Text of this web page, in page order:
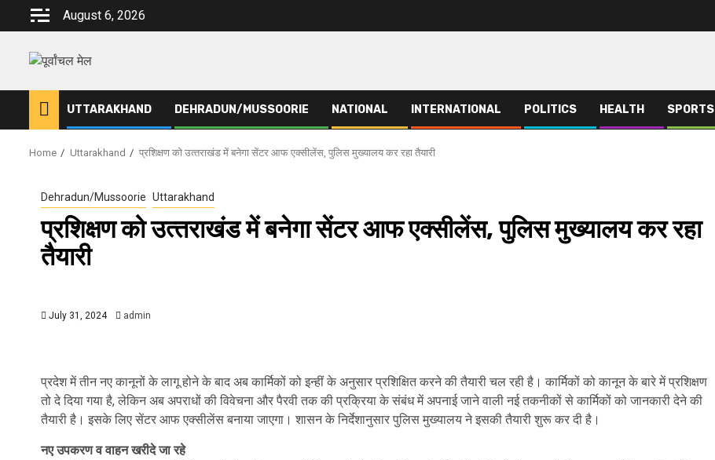
August 6, 2026
UTTARAKHAND DEHRADUN/MUSSOORIE NATIONAL INTERNATIONAL POLITICS HEALTH SPORTS
Home Uttarakhand प्रशिक्षण को उत्‍तराखंड में बनेगा सेंटर आफ एक्सीलेंस, पुलिस मुख्यालय कर रहा तैयारी
Dehradun/Mussoorie Uttarakhand
प्रशिक्षण को उत्‍तराखंड में बनेगा सेंटर आफ एक्सीलेंस, पुलिस मुख्यालय कर रहा
तैयारी
July 31, 2024 admin
प्रदेश में तीन नए कानूनों के लागू होने के बाद अब कार्मिकों को इन्हीं के अनुसार प्रशिक्षित करने की तैयारी चल रही है। कार्मिकों को कानून के बारे में प्रशिक्षण
तो दे दिया गया है, लेकिन अब अपराधों की विवेचना और पैरवी तक की प्रक्रिया के संबंध में अपनाई जाने वाली नई तकनीकों से कार्मिकों को जानकारी देने की
तैयारी है। इसके लिए सेंटर आफ एक्सीलेंस बनाया जाएगा। शासन के निर्देशानुसार पुलिस मुख्यालय ने इसकी तैयारी शुरू कर दी है।
नए उपकरण व वाहन खरीदे जा रहे